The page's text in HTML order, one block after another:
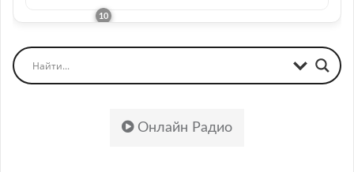
Онлайн Радио